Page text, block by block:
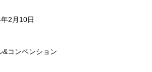
2月10日
&コンベンション